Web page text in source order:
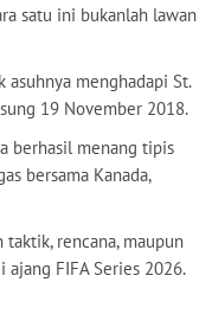
satu ini bukanlah lawan
asuhnya menghadapi St.
19 November 2018.
berhasil menang tipis
bersama Kanada,
rencana, maupun
FIFA Series 2026.